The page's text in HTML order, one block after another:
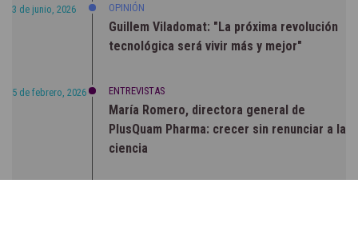
3 de junio, 2026 OPINIÓN
Guillem Viladomat: "La próxima revolución
tecnológica será vivir más y mejor"
5 de febrero, 2026 ENTREVISTAS
María Romero, directora general de
PlusQuam Pharma: crecer sin renunciar a la
ciencia